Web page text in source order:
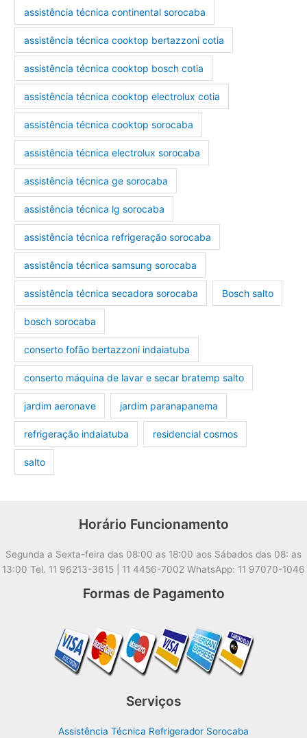
assistência técnica continental sorocaba
assistência técnica cooktop bertazzoni cotia
assistência técnica cooktop bosch cotia
assistência técnica cooktop electrolux cotia
assistência técnica cooktop sorocaba
assistência técnica electrolux sorocaba
assistência técnica ge sorocaba
assistência técnica lg sorocaba
assistência técnica refrigeração sorocaba
assistência técnica samsung sorocaba
assistência técnica secadora sorocaba Bosch salto
bosch sorocaba
conserto fofão bertazzoni indaiatuba
conserto máquina de lavar e secar bratemp salto
jardim aeronave jardim paranapanema
refrigeração indaiatuba residencial cosmos
salto
Horário Funcionamento
Segunda a Sexta-feira das 08:00 as 18:00 aos Sábados das 08: as
13:00 Tel. 11 96213-3615 | 11 4456-7002 WhatsApp: 11 97070-1046
Formas de Pagamento
Serviços
Assistência Técnica Refrigerador Sorocaba